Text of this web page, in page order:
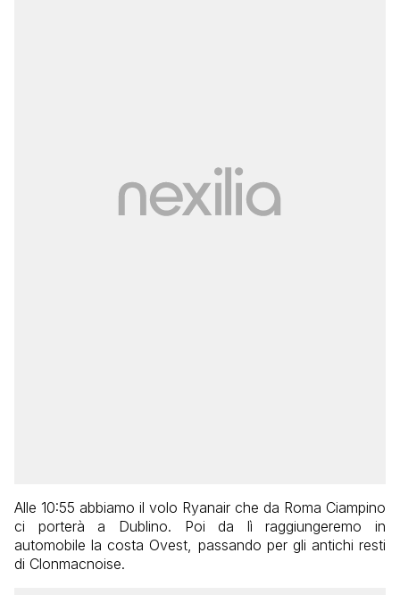
Alle 10:55 abbiamo il volo Ryanair che da Roma Ciampino
ci porterà a Dublino. Poi da lì raggiungeremo in
automobile la costa Ovest, passando per gli antichi resti
di Clonmacnoise.